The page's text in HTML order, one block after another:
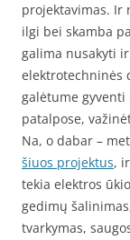
projektavimas. Ir
ilgi bei skamba
galima nusakyti
elektrotechninės
galėtume
patalpose,
Na, o dabar –
šiuos projektus,
tekia elektros
gedimų
tvarkymas,